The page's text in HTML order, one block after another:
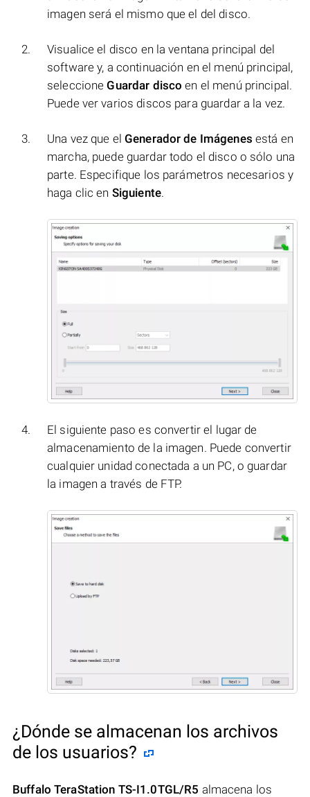
imagen será el mismo que el del disco.
Visualice el disco en la ventana principal del
software y, a continuación en el menú principal,
seleccioneGuardar disco en el menú principal.
Puede ver varios discos para guardar a la vez.
Una vez que el Generador de Imágenes está en
marcha, puede guardar todo el disco o sólo una
parte. Especifique los parámetros necesarios y
haga clic en Siguiente.
El siguiente paso es convertir el lugar de
almacenamiento de la imagen. Puede convertir
cualquier unidad conectada a un PC, o guardar
la imagen a través de FTP.
¿Dónde se almacenan los archivos
de los usuarios?
Buffalo TeraStation TS-I1.0TGL/R5 almacena los